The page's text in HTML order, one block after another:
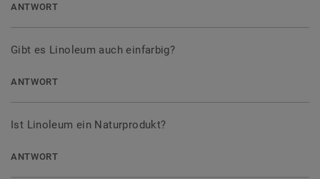
ANTWORT
Gibt es Linoleum auch einfarbig?
ANTWORT
Ist Linoleum ein Naturprodukt?
ANTWORT